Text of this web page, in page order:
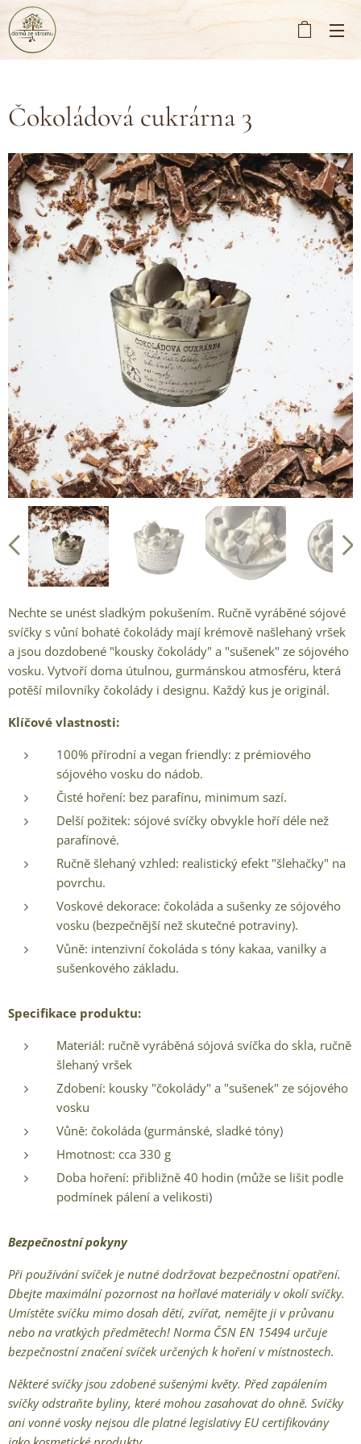
Čokoládová cukrárna 3
Nechte se unést sladkým pokušením. Ručně vyráběné sójové
svíčky s vůní bohaté čokolády mají krémově našlehaný vršek
a jsou dozdobené "kousky čokolády" a "sušenek" ze sójového
vosku. Vytvoří doma útulnou, gurmánskou atmosféru, která
potěší milovníky čokolády i designu. Každý kus je originál.
Klíčové vlastnosti:
100% přírodní a vegan friendly: z prémiového
sójového vosku do nádob.
Čisté hoření: bez parafínu, minimum sazí.
Delší požitek: sójové svíčky obvykle hoří déle než
parafínové.
Ručně šlehaný vzhled: realistický efekt "šlehačky" na
povrchu.
Voskové dekorace: čokoláda a sušenky ze sójového
vosku (bezpečnější než skutečné potraviny).
Vůně: intenzivní čokoláda s tóny kakaa, vanilky a
sušenkového základu.
Specifikace produktu:
Materiál: ručně vyráběná sójová svíčka do skla, ručně
šlehaný vršek
Zdobení: kousky "čokolády" a "sušenek" ze sójového
vosku
Vůně: čokoláda (gurmánské, sladké tóny)
Hmotnost: cca 330 g
Doba hoření: přibližně 40 hodin (může se lišit podle
podmínek pálení a velikosti)
Bezpečnostní pokyny
Při používání svíček je nutné dodržovat bezpečnostní opatření.
Dbejte maximální pozornost na hořlavé materiály v okolí svíčky.
Umístěte svíčku mimo dosah dětí, zvířat, nemějte ji v průvanu
nebo na vratkých předmětech! Norma ČSN EN 15494 určuje
bezpečnostní značení svíček určených k hoření v místnostech.
Některé svíčky jsou zdobené sušenými květy. Před zapálením
svíčky odstraňte byliny, které mohou zasahovat do ohně. Svíčky
ani vonné vosky nejsou dle platné legislativy EU certifikovány